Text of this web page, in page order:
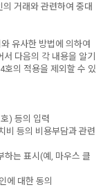
거래와 관련하여 중대
유사한 방법에 의하여
서 다음의 각 내용을 알기
호의 적용을 제외할 수 있
) 등의 입력
비 등의 비용부담과 관련
하는 표시(예, 마우스 클
에 대한 동의